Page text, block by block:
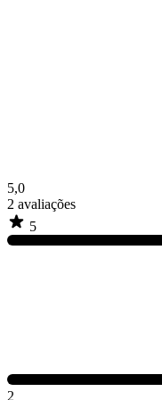
5,0
2 avaliações
5
2